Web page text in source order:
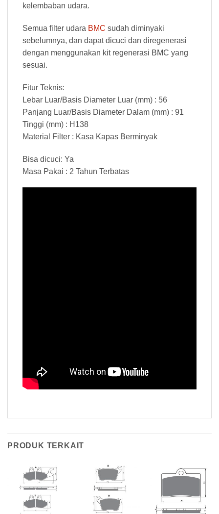
kelembaban udara.
Semua filter udara BMC sudah diminyaki
sebelumnya, dan dapat dicuci dan diregenerasi
dengan menggunakan kit regenerasi BMC yang
sesuai.
Fitur Teknis:
Lebar Luar/Basis Diameter Luar (mm) : 56
Panjang Luar/Basis Diameter Dalam (mm) : 91
Tinggi (mm) : H138
Material Filter : Kasa Kapas Berminyak
Bisa dicuci: Ya
Masa Pakai : 2 Tahun Terbatas
PRODUK TERKAIT